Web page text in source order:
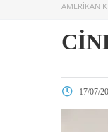
AMERIKAN
17/07/